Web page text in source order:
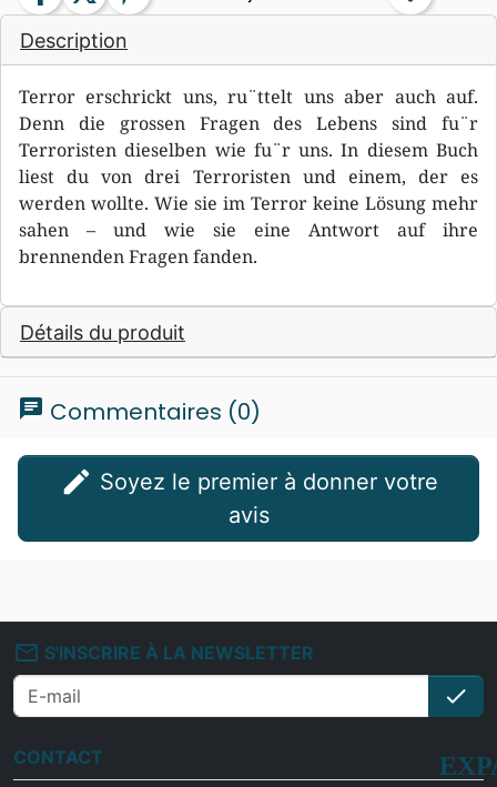
Description
Terror erschrickt uns, ru¨ttelt uns aber auch auf.
Denn die grossen Fragen des Lebens sind fu¨r
Terroristen dieselben wie fu¨r uns. In diesem Buch
liest du von drei Terroristen und einem, der es
werden wollte. Wie sie im Terror keine Lösung mehr
sahen – und wie sie eine Antwort auf ihre
brennenden Fragen fanden.
Détails du produit
chat Commentaires (0)
edit
avis
mail_outline S'INSCRIRE À LA NEWSLETTER
check
CONTACT